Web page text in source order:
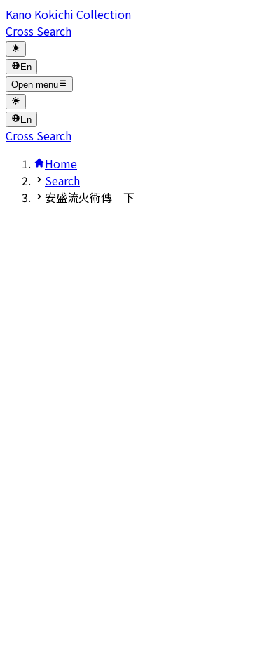
Kano Kokichi Collection
Cross Search
En
Open menu
En
Cross Search
Home
Search
安盛流火術傳 下